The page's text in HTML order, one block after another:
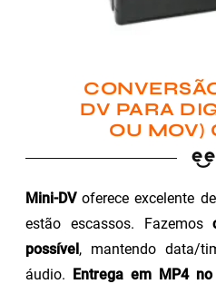
DV PARA
OU MOV)
Mini-DVoferece excelente
estão escassos. Fazemos
possível, mantendo data/
áudio. Entrega em MP4